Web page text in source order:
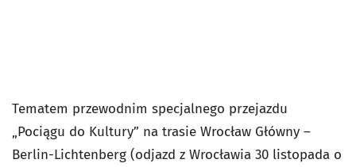
Tematem przewodnim specjalnego przejazdu
„Pociągu do Kultury” na trasie Wrocław Główny –
Berlin-Lichtenberg (odjazd z Wrocławia 30 listopada o